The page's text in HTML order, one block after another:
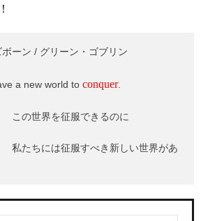
ボーン / グリーン・ゴブリン
a new world to conquer.
この世界を征服できるのに
たちには征服すべき新しい世界があ